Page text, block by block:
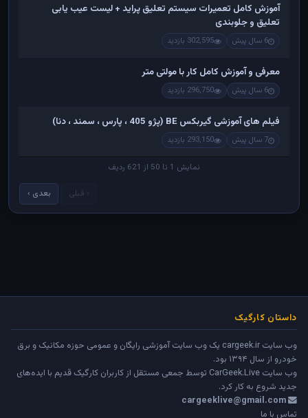
آموزش کامل تعمیرات سیستم تعلیق پراید + لیست عیب یابی
تعلیق و جلوبندی
6 سال پیش 302,595 بازدید
معرفی و آموزش کامل کار با مولتی متر
6 سال پیش 296,750 بازدید
فیلم های آموزشی گیربکس BE (پژو 405 ، پارس ، سمند ، دنا)
7 سال پیش 293,150 بازدید
نمایش 1 تا 50 از 621 ردیف
‹ قبلی بعدی ›
داستان کارگیک
وب سایت cargeek.ir یک وب سایت آموزشی رایگان و عمومی حوزه مکانیک و برق
خودرو از سال ۱۳۹۴ بود.
وب سایت CarGeek.Live توسط جمعی مستقل از کاربران کارگیک قدیم با ایده‌های
جدید شروع به کار کرد.
cargeeklive@gmail.com
تماس با ما